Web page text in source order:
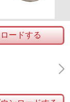
ードする